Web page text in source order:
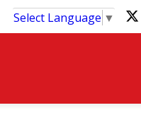
Select Language ▼